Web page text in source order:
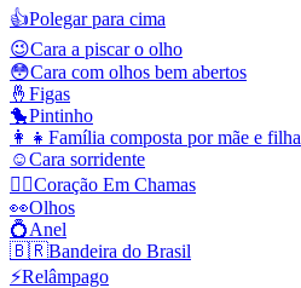
👍Polegar para cima
😉Cara a piscar o olho
😳Cara com olhos bem abertos
🤞 Figas
🐤Pintinho
👩‍👧 Família composta por mãe e filha
☺️Cara sorridente
❤️‍🔥Coração Em Chamas
👀Olhos
💍Anel
🇧🇷Bandeira do Brasil
⚡Relâmpago